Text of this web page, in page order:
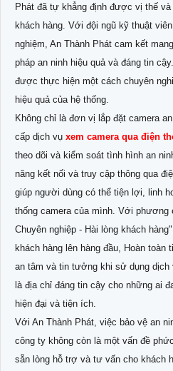
Phát đã tự khẳng định được vị thế
khách hàng. Với đội ngũ kỹ thuật
nghiệm, An Thành Phát cam kết
pháp an ninh hiệu quả và đáng tin
được thực hiện một cách chuyên
hiệu quả của hệ thống.
Không chỉ là đơn vị lắp đặt camera
cấp dịch vụ xem camera qua điện
theo dõi và kiểm soát tình hình an
năng kết nối và truy cập thông qua
giúp người dùng có thể tiện lợi, linh
thống camera của mình. Với phương
Chuyên nghiệp - Hài lòng khách
khách hàng lên hàng đầu, Hoàn
an tâm và tin tưởng khi sử dụng
là địa chỉ đáng tin cậy cho những ai
hiện đại và tiện ích.
Với An Thành Phát, việc bảo vệ an
công ty không còn là một vấn đề
sẵn lòng hỗ trợ và tư vấn cho khách